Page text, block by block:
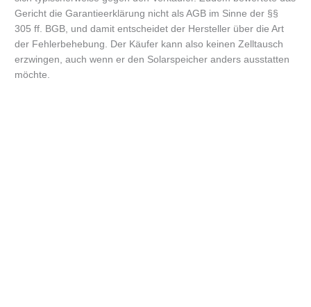
Gericht die Garantieerklärung nicht als AGB im Sinne der §§
305 ff. BGB, und damit entscheidet der Hersteller über die Art
der Fehlerbehebung. Der Käufer kann also keinen Zelltausch
erzwingen, auch wenn er den Solarspeicher anders ausstatten
möchte.